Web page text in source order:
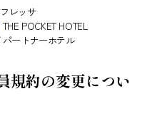
レッサ
THE POCKET HOTEL
ートナーホテル
規約の変更につい